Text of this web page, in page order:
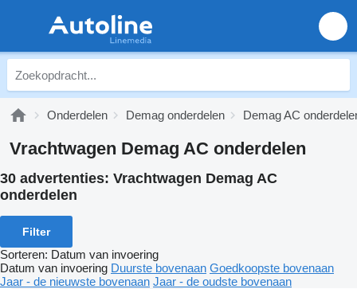
Onderdelen Demag onderdelen Demag AC
Vrachtwagen Demag AC onderdelen
30 advertenties: Vrachtwagen Demag AC
onderdelen
Filter
Sorteren: Datum van invoering
Datum van invoering Duurste bovenaan Goedkoopste bovenaan
Jaar - de nieuwste bovenaan Jaar - de oudste bovenaan